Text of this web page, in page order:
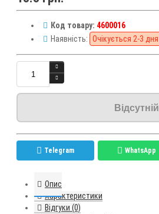
Код товару: 4600016
Наявність: Очікується 2-3 дня
Відсутній
Telegram WhatsApp
Опис
Характеристики
Відгуки (0)